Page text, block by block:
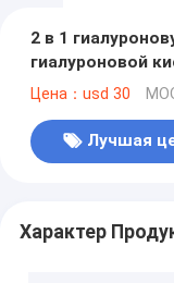
2 в 1
гиалуроновой
Цена：usd 30
Лучшая
Характер